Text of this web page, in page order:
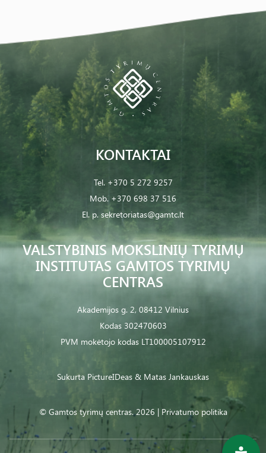
VALSTYBINIS MOKSLINIŲ TYRIMŲ
INSTITUTAS GAMTOS TYRIMŲ
CENTRAS
Akademijos g. 2, 08412 Vilnius
Kodas 302470603
PVM mokėtojo kodas LT100005107912
KONTAKTAI
Tel. +370 5 272 9257
Mob. +370 698 37 516
El. p. sekretoriatas@gamtc.lt
© Gamtos tyrimų centras. 2026 | Privatumo politika
Sukurta PictureIDeas & Matas Jankauskas